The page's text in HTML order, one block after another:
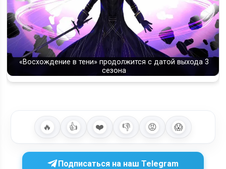
«Восхождение в тени» продолжится с датой выхода 3
сезона
🔥 👍 ❤️ 👎 😡 😱
Подписаться на наш Telegram